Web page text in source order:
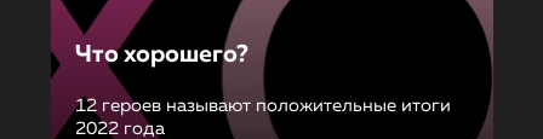
Что хорошего?
12 героев называют положительные итоги
2022 года